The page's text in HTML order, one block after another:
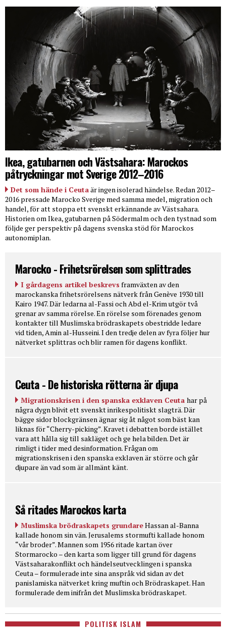
Ikea, gatubarnen och Västsahara: Marockos
påtryckningar mot Sverige 2012–2016
Det som hände i Ceutaär ingen isolerad händelse. Redan 2012–
2016 pressade Marocko Sverige med samma medel, migration och
handel, för att stoppa ett svenskt erkännande av Västsahara.
Historien om Ikea, gatubarnen på Södermalm och den tystnad som
följde ger perspektiv på dagens svenska stöd för Marockos
autonomiplan.
Marocko - Frihetsrörelsen som splittrades
I gårdagens artikel beskrevs framväxten av den
marockanska frihetsrörelsens nätverk från Genève 1930 till
Kairo 1947. Där ledarna al-Fassi och Abd el-Krim utgör två
grenar av samma rörelse. En rörelse som förenades genom
kontakter till Muslimska brödraskapets obestridde ledare
vid tiden, Amin al-Husseini. I den tredje delen av fyra följer hur
nätverket splittras och blir ramen för dagens konflikt.
Ceuta - De historiska rötterna är djupa
Migrationskrisen i den spanska exklaven Ceuta har på
några dygn blivit ett svenskt inrikespolitiskt slagträ. Där
bägge sidor blockgränsen ägnar sig åt något som bäst kan
liknas för “Cherry-picking”. Kravet i debatten borde istället
vara att hålla sig till sakläget och ge hela bilden. Det är
rimligt i tider med desinformation. Frågan om
migrationskrisen i den spanska exklaven är större och går
djupare än vad som är allmänt känt.
Så ritades Marockos karta
Muslimska brödraskapets grundareHassan al-Banna
kallade honom sin vän. Jerusalems stormufti kallade honom
“vår broder”. Mannen som 1956 ritade kartan över
Stormarocko – den karta som ligger till grund för dagens
Västsaharakonflikt och händelseutvecklingen i spanska
Ceuta – formulerade inte sina anspråk vid sidan av det
panislamiska nätverket kring muftin och Brödraskapet. Han
formulerade dem inifrån det Muslimska brödraskapet.
POLITISK ISLAM